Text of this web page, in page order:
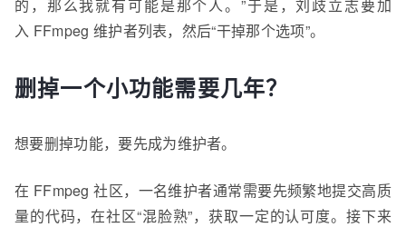
的，那么我就有可能是那个人。”于是，刘歧立志要加
入 FFmpeg 维护者列表，然后“干掉那个选项”。
删掉一个小功能需要几年？
想要删掉功能，要先成为维护者。
在 FFmpeg 社区，一名维护者通常需要先频繁地提交高质
量的代码，在社区“混脸熟”，获取一定的认可度。接下来